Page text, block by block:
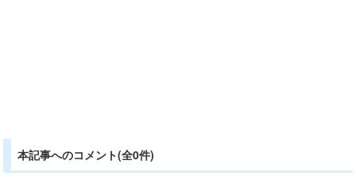
本記事へのコメント(全0件)